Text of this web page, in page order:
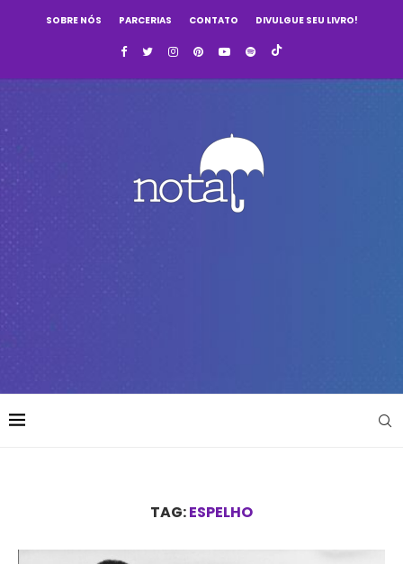
SOBRE NÓS PARCERIAS CONTATO DIVULGUE SEU LIVRO!
TAG:ESPELHO